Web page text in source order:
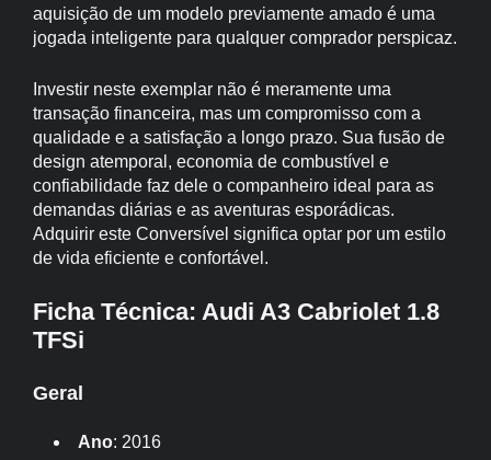
aquisição de um modelo previamente amado é uma
jogada inteligente para qualquer comprador perspicaz.
Investir neste exemplar não é meramente uma
transação financeira, mas um compromisso com a
qualidade e a satisfação a longo prazo. Sua fusão de
design atemporal, economia de combustível e
confiabilidade faz dele o companheiro ideal para as
demandas diárias e as aventuras esporádicas.
Adquirir este Conversível significa optar por um estilo
de vida eficiente e confortável.
Ficha Técnica: Audi A3 Cabriolet 1.8
TFSi
Geral
Ano: 2016